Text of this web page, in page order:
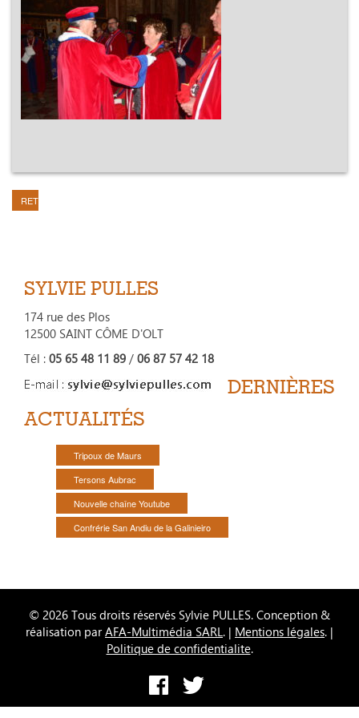
RETOUR
SYLVIE PULLES
174 rue des Plos
12500 SAINT CÔME D'OLT
Tél : 05 65 48 11 89 / 06 87 57 42 18
DERNIÈRES
ACTUALITÉS
Tripoux de Maurs
Tersons Aubrac
Nouvelle chaîne Youtube
Confrérie San Andiu de la Galinieiro
© 2026 Tous droits réservés Sylvie PULLES. Conception &
réalisation parAFA-Multimédia SARL. | Mentions légales. |
Politique de confidentialite.